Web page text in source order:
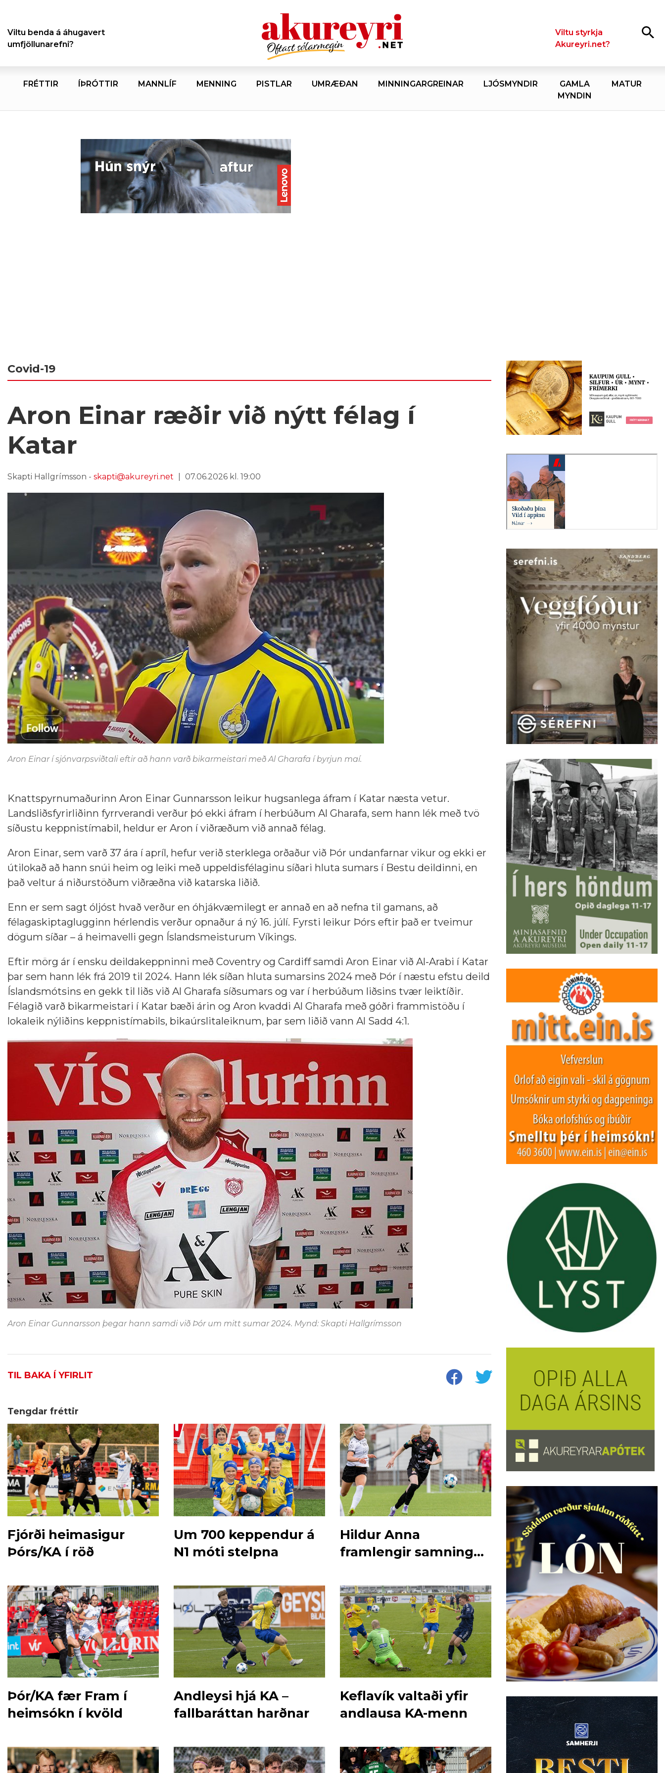
Leita
Viltu benda á áhugavert
umfjöllunarefni?
Viltu styrkja
Akureyri.net?
FRÉTTIR ÍÞRÓTTIR MANNLÍF MENNING PISTLAR UMRÆÐAN MINNINGARGREINAR LJÓSMYNDIR
GAMLA
MYNDIN
MATUR
Covid-19
Aron Einar ræðir við nýtt félag í
Katar
Skapti Hallgrímsson - skapti@akureyri.net 07.06.2026 kl. 19:00
Aron Einar í sjónvarpsviðtali eftir að hann varð bikarmeistari með Al Gharafa í byrjun maí.
Knattspyrnumaðurinn Aron Einar Gunnarsson leikur hugsanlega áfram í Katar næsta vetur.
Landsliðsfyrirliðinn fyrrverandi verður þó ekki áfram í herbúðum Al Gharafa, sem hann lék með tvö
síðustu keppnistímabil, heldur er Aron í viðræðum við annað félag.
Aron Einar, sem varð 37 ára í apríl, hefur verið sterklega orðaður við Þór undanfarnar vikur og ekki er
útilokað að hann snúi heim og leiki með uppeldisfélaginu síðari hluta sumars í Bestu deildinni, en
það veltur á niðurstöðum viðræðna við katarska liðið.
Enn er sem sagt óljóst hvað verður en óhjákvæmilegt er annað en að nefna til gamans, að
félagaskiptaglugginn hérlendis verður opnaður á ný 16. júlí. Fyrsti leikur Þórs eftir það er tveimur
dögum síðar – á heimavelli gegn Íslandsmeisturum Víkings.
Eftir mörg ár í ensku deildakeppninni með Coventry og Cardiff samdi Aron Einar við Al-Arabi í Katar
þar sem hann lék frá 2019 til 2024. Hann lék síðan hluta sumarsins 2024 með Þór í næstu efstu deild
Íslandsmótsins en gekk til liðs við Al Gharafa síðsumars og var í herbúðum liðsins tvær leiktíðir.
Félagið varð bikarmeistari í Katar bæði árin og Aron kvaddi Al Gharafa með góðri frammistöðu í
lokaleik nýliðins keppnistímabils, bikaúrslitaleiknum, þar sem liðið vann Al Sadd 4:1.
Aron Einar Gunnarsson þegar hann samdi við Þór um mitt sumar 2024. Mynd: Skapti Hallgrímsson
TIL BAKA Í YFIRLIT
Tengdar fréttir
Fjórði heimasigur
Þórs/KA í röð
Um 700 keppendur á
N1 móti stelpna
Hildur Anna
framlengir samning
Þór/KA fær Fram í
heimsókn í kvöld
Andleysi hjá KA –
fallbaráttan harðnar
Keflavík valtaði yfir
andlausa KA-menn